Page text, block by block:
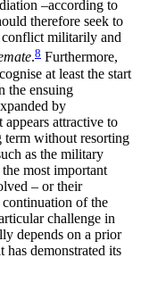
–according to
therefore seek to
conflict militarily and
.8 Furthermore,
at least the start
the ensuing
by
attractive to
term without resorting
as the military
most important
– or their
continuation of the
challenge in
depends on a prior
has demonstrated its